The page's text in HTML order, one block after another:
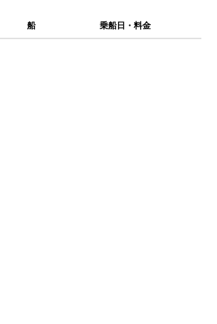
船 乗船日・料金